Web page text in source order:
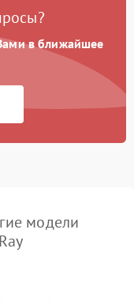
в ближайшее
модели